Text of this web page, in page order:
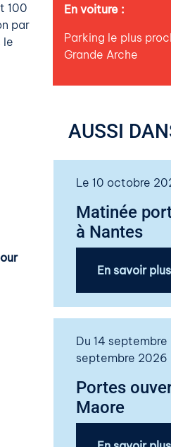
100
par
le
En voiture :
Parking le plus
Grande Arche
AUSSI
Le 10 octobre
Matinée
à Nantes
En savoir plus
Du 14
septembre 2026
Portes
Maore